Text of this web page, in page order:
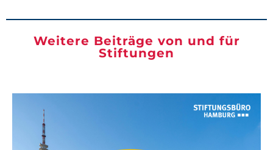
Weitere Beiträge von und für
Stiftungen